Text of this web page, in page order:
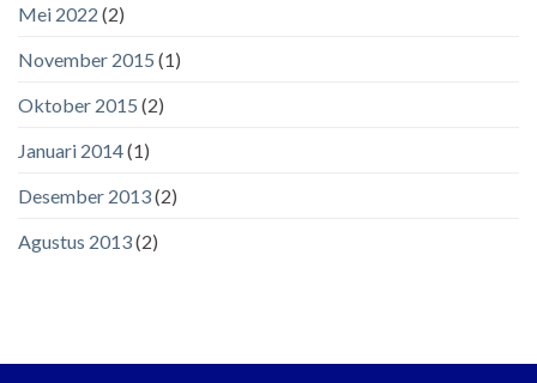
Mei 2022 (2)
November 2015 (1)
Oktober 2015 (2)
Januari 2014(1)
Desember 2013(2)
Agustus 2013(2)